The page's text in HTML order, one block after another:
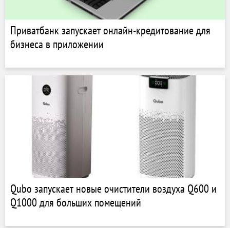
Приватбанк запускает онлайн-кредитование для
бизнеса в приложении
Qubo запускает новые очистители воздуха Q600 и
Q1000 для больших помещений